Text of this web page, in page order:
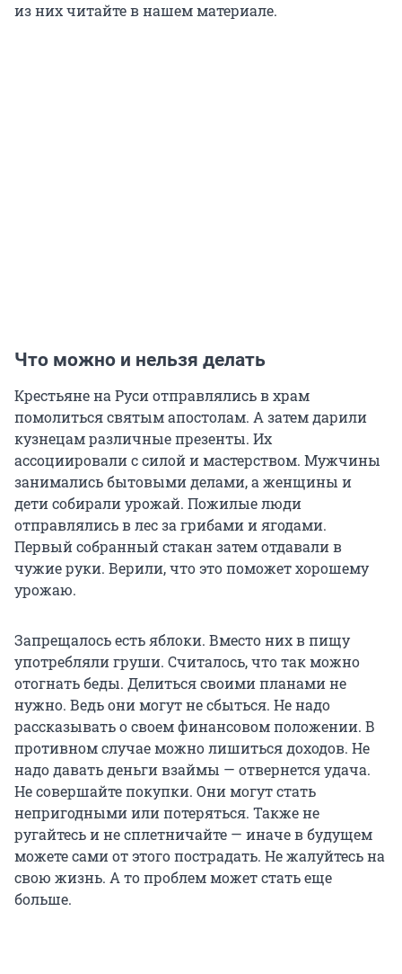
из них читайте в нашем материале.
Что можно и нельзя делать
Крестьяне на Руси отправлялись в храм
помолиться святым апостолам. А затем дарили
кузнецам различные презенты. Их
ассоциировали с силой и мастерством. Мужчины
занимались бытовыми делами, а женщины и
дети собирали урожай. Пожилые люди
отправлялись в лес за грибами и ягодами.
Первый собранный стакан затем отдавали в
чужие руки. Верили, что это поможет хорошему
урожаю.
Запрещалось есть яблоки. Вместо них в пищу
употребляли груши. Считалось, что так можно
отогнать беды. Делиться своими планами не
нужно. Ведь они могут не сбыться. Не надо
рассказывать о своем финансовом положении. В
противном случае можно лишиться доходов. Не
надо давать деньги взаймы — отвернется удача.
Не совершайте покупки. Они могут стать
непригодными или потеряться. Также не
ругайтесь и не сплетничайте — иначе в будущем
можете сами от этого пострадать. Не жалуйтесь на
свою жизнь. А то проблем может стать еще
больше.